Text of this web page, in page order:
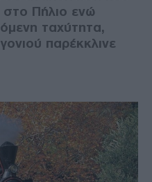
Πήλιο ενώ
ταχύτητα,
παρέκκλινε